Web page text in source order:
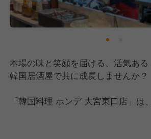
本場の味と笑顔を届ける、活気ある
韓国居酒屋で共に成長しませんか？
「韓国料理 ホンデ 大宮東口店」は、